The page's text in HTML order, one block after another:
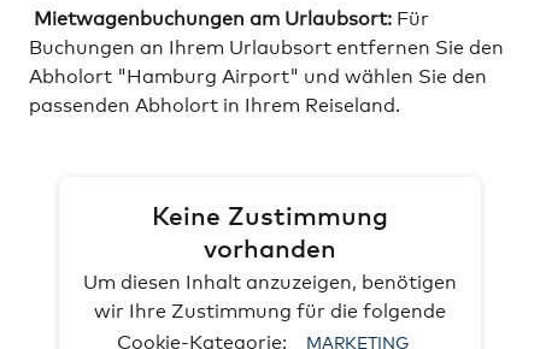
Mietwagenbuchungen am Urlaubsort: Für
Buchungen an Ihrem Urlaubsort entfernen Sie den
Abholort "Hamburg Airport" und wählen Sie den
passenden Abholort in Ihrem Reiseland.
Keine Zustimmung
vorhanden
Um diesen Inhalt anzuzeigen, benötigen
wir Ihre Zustimmung für die folgende
Cookie-Kategorie:
MARKETING